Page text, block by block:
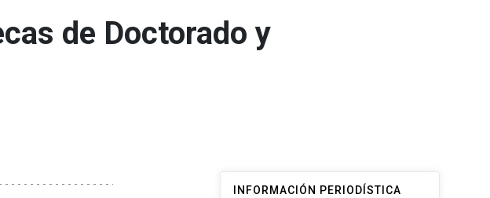
de Doctorado y
INFORMACIÓN PERIODÍSTICA